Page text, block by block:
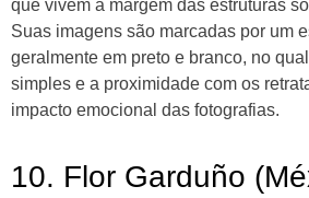
que vivem à margem das estruturas
Suas imagens são marcadas por um
geralmente em preto e branco, no
simples e a proximidade com os
impacto emocional das fotografias.
10. Flor Garduño